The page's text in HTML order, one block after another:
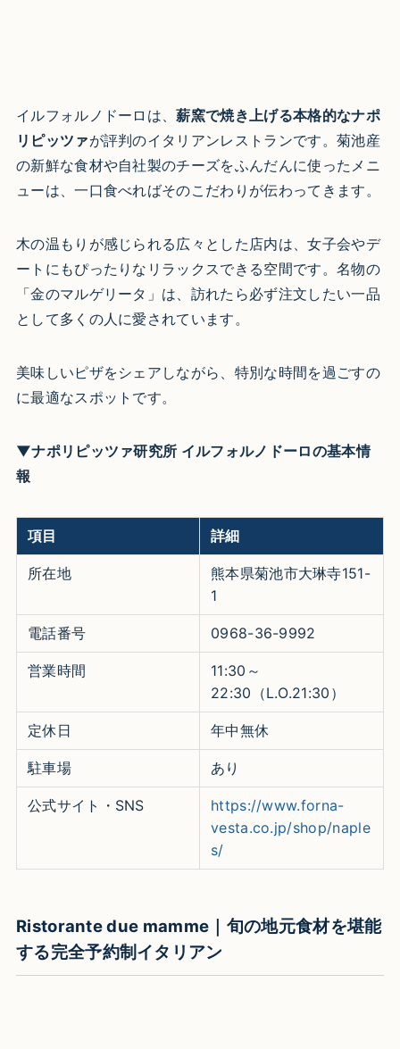
イルフォルノドーロは、薪窯で焼き上げる本格的なナポ
リピッツァが評判のイタリアンレストランです。菊池産
の新鮮な食材や自社製のチーズをふんだんに使ったメニ
ューは、一口食べればそのこだわりが伝わってきます。
木の温もりが感じられる広々とした店内は、女子会やデ
ートにもぴったりなリラックスできる空間です。名物の
「金のマルゲリータ」は、訪れたら必ず注文したい一品
として多くの人に愛されています。
美味しいピザをシェアしながら、特別な時間を過ごすの
に最適なスポットです。
▼ナポリピッツァ研究所 イルフォルノドーロの基本情
報
項目 詳細
所在地
熊本県菊池市大琳寺151-
1
電話番号 0968-36-9992
営業時間
11:30～
22:30（L.O.21:30）
定休日 年中無休
駐車場 あり
公式サイト・SNS
https://www.forna-
vesta.co.jp/shop/naple
s/
Ristorante due mamme｜旬の地元食材を堪能
する完全予約制イタリアン